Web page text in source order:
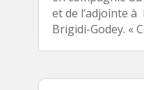
et de l‘adjointe à
Brigidi-Godey. «